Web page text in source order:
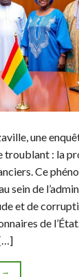
une
troublant : la
Ce
sein de
et de
de
→